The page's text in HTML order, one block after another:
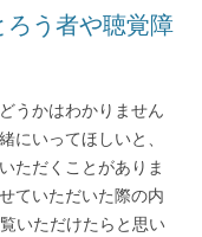
ろう者や聴覚障
うかはわかりません
にいってほしいと、
ただくことがありま
ていただいた際の内
いただけたらと思い